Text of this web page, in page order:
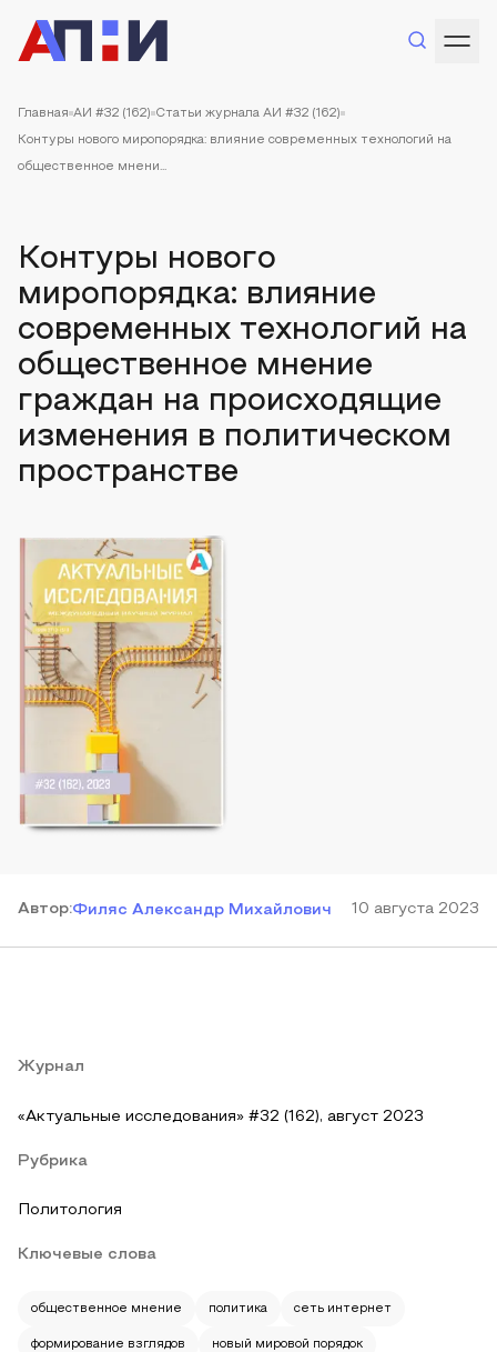
Главная АИ #32 (162) Статьи журнала АИ #32 (162)
Контуры нового миропорядка: влияние современных технологий на
общественное мнени...
Контуры нового
миропорядка: влияние
современных технологий на
общественное мнение
граждан на происходящие
изменения в политическом
пространстве
Автор:Филяс Александр Михайлович 10 августа 2023
Журнал
«Актуальные исследования» #32 (162), август 2023
Рубрика
Политология
Ключевые слова
общественное мнение политика сеть интернет
формирование взглядов новый мировой порядок